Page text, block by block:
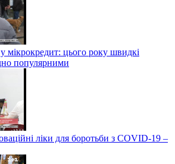
мікрокредит: цього року швидкі
популярними
ліки для боротьби з COVID-19 –